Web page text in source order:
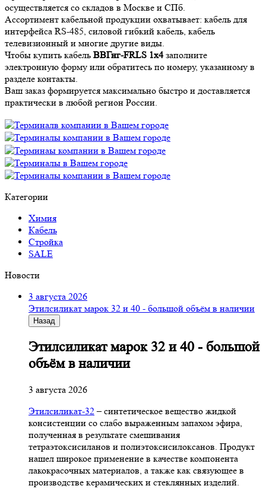
осуществляется со складов в Москве и СПб.
Ассортимент кабельной продукции охватывает: кабель для
интерфейса RS-485, силовой гибкий кабель, кабель
телевизионный и многие другие виды.
Чтобы купить кабель ВВГнг-FRLS 1х4заполните
электронную форму или обратитесь по номеру, указанному в
разделе контакты.
Ваш заказ формируется максимально быстро и доставляется
практически в любой регион России.
Категории
Химия
Кабель
Стройка
SALE
Новости
3 августа 2026
Этилсиликат марок 32 и 40 - большой объём в наличии
Назад
Этилсиликат марок 32 и 40 - большой
объём в наличии
3 августа 2026
Этилсиликат-32– синтетическое вещество жидкой
консистенции со слабо выраженным запахом эфира,
полученная в результате смешивания
тетpаэтоксисиланов и полиэтоксисилоксанов. Продукт
нашел широкое применение в качестве компонента
лакокрасочных материалов, а также как связующее в
производстве керамических и стеклянных изделий.